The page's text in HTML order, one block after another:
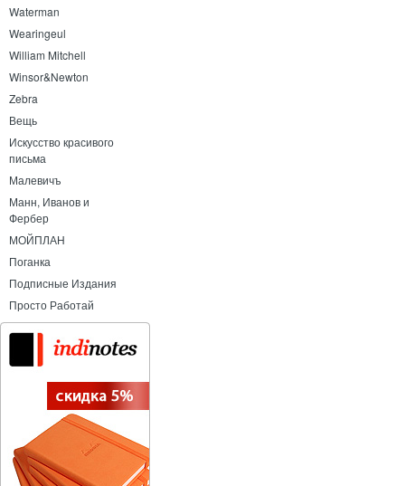
Waterman
Wearingeul
William Mitchell
Winsor&Newton
Zebra
Вещь
Искусство красивого
письма
Малевичъ
Манн, Иванов и
Фербер
МОЙПЛАН
Поганка
Подписные Издания
Просто Работай